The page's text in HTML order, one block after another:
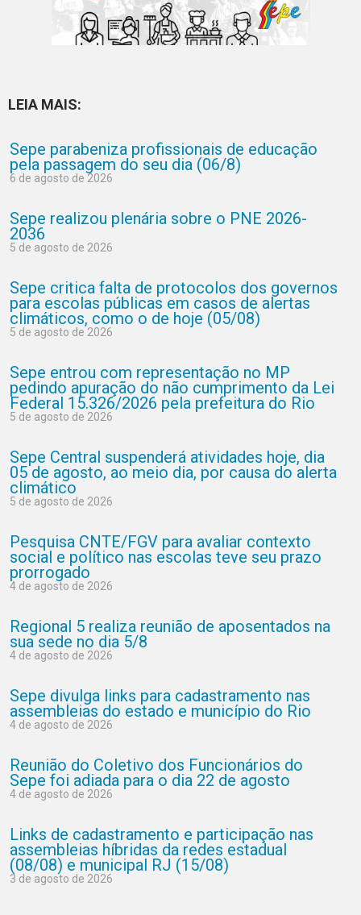
LEIA MAIS:
Sepe parabeniza profissionais de educação
pela passagem do seu dia (06/8)
6 de agosto de 2026
Sepe realizou plenária sobre o PNE 2026-
2036
5 de agosto de 2026
Sepe critica falta de protocolos dos governos
para escolas públicas em casos de alertas
climáticos, como o de hoje (05/08)
5 de agosto de 2026
Sepe entrou com representação no MP
pedindo apuração do não cumprimento da Lei
Federal 15.326/2026 pela prefeitura do Rio
5 de agosto de 2026
Sepe Central suspenderá atividades hoje, dia
05 de agosto, ao meio dia, por causa do alerta
climático
5 de agosto de 2026
Pesquisa CNTE/FGV para avaliar contexto
social e político nas escolas teve seu prazo
prorrogado
4 de agosto de 2026
Regional 5 realiza reunião de aposentados na
sua sede no dia 5/8
4 de agosto de 2026
Sepe divulga links para cadastramento nas
assembleias do estado e município do Rio
4 de agosto de 2026
Reunião do Coletivo dos Funcionários do
Sepe foi adiada para o dia 22 de agosto
4 de agosto de 2026
Links de cadastramento e participação nas
assembleias híbridas da redes estadual
(08/08) e municipal RJ (15/08)
3 de agosto de 2026